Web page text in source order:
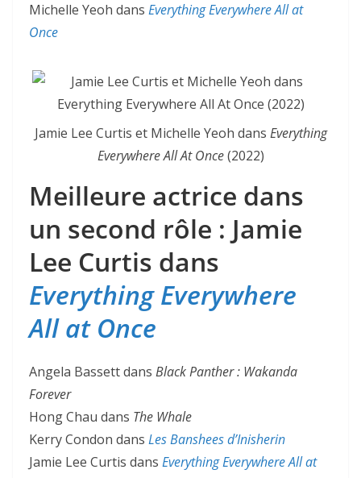
Michelle Yeoh dans Everything Everywhere All at
Once
Jamie Lee Curtis et Michelle Yeoh dans Everything
Everywhere All At Once(2022)
Meilleure actrice dans
un second rôle : Jamie
Lee Curtis dans
Everything Everywhere
All at Once
Angela Bassett dans Black Panther : Wakanda
Forever
Hong Chau dans The Whale
Kerry Condon dans Les Banshees d’Inisherin
Jamie Lee Curtis dans Everything Everywhere All at